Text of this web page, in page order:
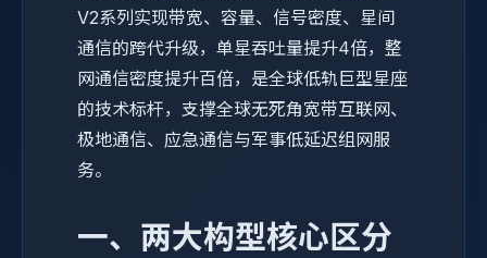
V2系列实现带宽、容量、信号密度、星间
通信的跨代升级，单星吞吐量提升4倍，整
网通信密度提升百倍，是全球低轨巨型星座
的技术标杆，支撑全球无死角宽带互联网、
极地通信、应急通信与军事低延迟组网服
务。
一、两大构型核心区分